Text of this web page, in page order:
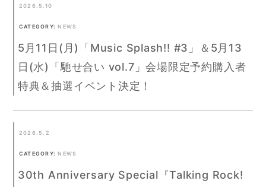
2026.5.10
CATEGORY: NEWS
5月11日(月)「Music Splash!! #3」＆5月13
日(水)「馳せ合い vol.7」会場限定予約購入者
特典＆抽選イベント決定！
2026.5.2
CATEGORY: NEWS
30th Anniversary Special『Talking Rock!